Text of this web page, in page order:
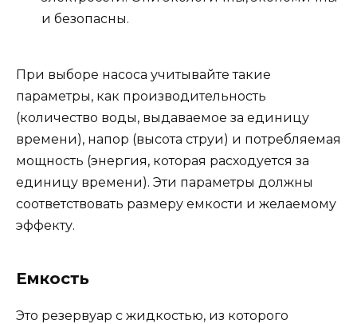
и безопасны.
При выборе насоса учитывайте такие
параметры, как производительность
(количество воды, выдаваемое за единицу
времени), напор (высота струи) и потребляемая
мощность (энергия, которая расходуется за
единицу времени). Эти параметры должны
соответствовать размеру емкости и желаемому
эффекту.
Емкость
Это резервуар с жидкостью, из которого